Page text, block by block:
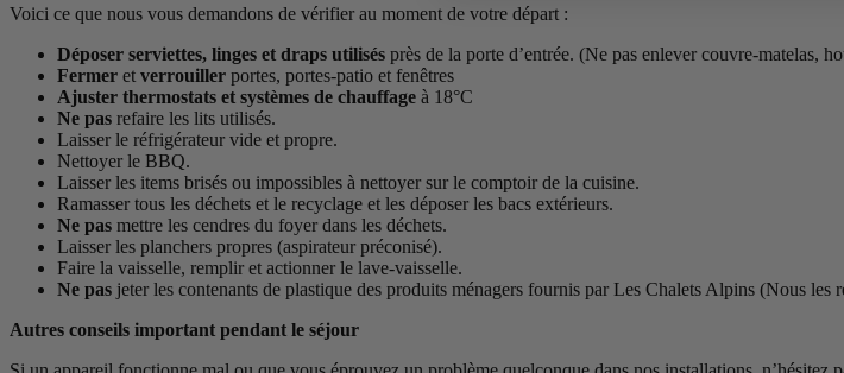
Voici ce que nous vous demandons de vérifier au moment de votre départ :
Déposer serviettes, linges et draps utilisés près de la porte d’entrée. (Ne pas enlever couvre-matelas,
Fermer et verrouiller portes, portes-patio et fenêtres
Ajuster thermostats et systèmes de chauffage à 18°C
Ne pas refaire les lits utilisés.
Laisser le réfrigérateur vide et propre.
Nettoyer le BBQ.
Laisser les items brisés ou impossibles à nettoyer sur le comptoir de la cuisine.
Ramasser tous les déchets et le recyclage et les déposer les bacs extérieurs.
Ne pas mettre les cendres du foyer dans les déchets.
Laisser les planchers propres (aspirateur préconisé).
Faire la vaisselle, remplir et actionner le lave-vaisselle.
Ne pas jeter les contenants de plastique des produits ménagers fournis par Les Chalets Alpins (Nous les
Autres conseils important pendant le séjour